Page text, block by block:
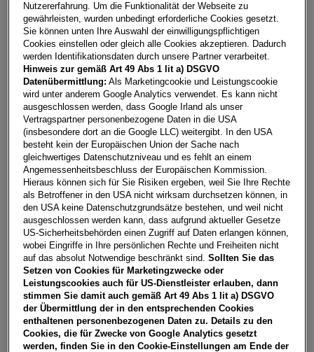
6382 Kirchdorf in Tirol
Leasing Kredit
€292,35**
pro Monat
Laufzeit
60 Monate
pro Jahr
15.000 km
Eigenleistung
€5.000
Händler kontaktieren
Online-Abschluss anfragen
**Freibleibendes Musterangebot für Restwert Leasing inkl.
USt, NoVA, zzgl. gesetzl. Vertragsgebühr EUR 148,77 und
Bearbeitungskosten EUR 0,00. Gesamtleasingbetrag EUR
27.490,00, Restwert EUR 11.497,55, Sollzinssatz 7,28%
variabel, Effektivzinssatz 8,44% variabel, Gesamtbetrag
EUR 34.187,32. Ihr Verkaufsberater freut sich darauf, Ihnen
ein individuelles Angebot erstellen zu können.
Teilen PDF herunterladen
Nutzererfahrung. Um die Funktionalität der Webseite zu
gewährleisten, wurden unbedingt erforderliche Cookies gesetzt.
Sie können unten Ihre Auswahl der einwilligungspflichtigen
Cookies einstellen oder gleich alle Cookies akzeptieren. Dadurch
werden Identifikationsdaten durch unsere Partner verarbeitet.
Hinweis zur gemäß Art 49 Abs 1 lit a) DSGVO
Datenübermittlung: Als Marketingcookie und Leistungscookie
wird unter anderem Google Analytics verwendet. Es kann nicht
ausgeschlossen werden, dass Google Irland als unser
Vertragspartner personenbezogene Daten in die USA
(insbesondere dort an die Google LLC) weitergibt. In den USA
besteht kein der Europäischen Union der Sache nach
gleichwertiges Datenschutzniveau und es fehlt an einem
Angemessenheitsbeschluss der Europäischen Kommission.
Hieraus können sich für Sie Risiken ergeben, weil Sie Ihre Rechte
als Betroffener in den USA nicht wirksam durchsetzen können, in
den USA keine Datenschutzgrundsätze bestehen, und weil nicht
ausgeschlossen werden kann, dass aufgrund aktueller Gesetze
US-Sicherheitsbehörden einen Zugriff auf Daten erlangen können,
wobei Eingriffe in Ihre persönlichen Rechte und Freiheiten nicht
auf das absolut Notwendige beschränkt sind.Sollten Sie das
Setzen von Cookies für Marketingzwecke oder
Leistungscookies auch für US-Dienstleister erlauben, dann
stimmen Sie damit auch gemäß Art 49 Abs 1 lit a) DSGVO
der Übermittlung der in den entsprechenden Cookies
enthaltenen personenbezogenen Daten zu. Details zu den
Cookies, die für Zwecke von Google Analytics gesetzt
werden, finden Sie in den Cookie-Einstellungen am Ende der